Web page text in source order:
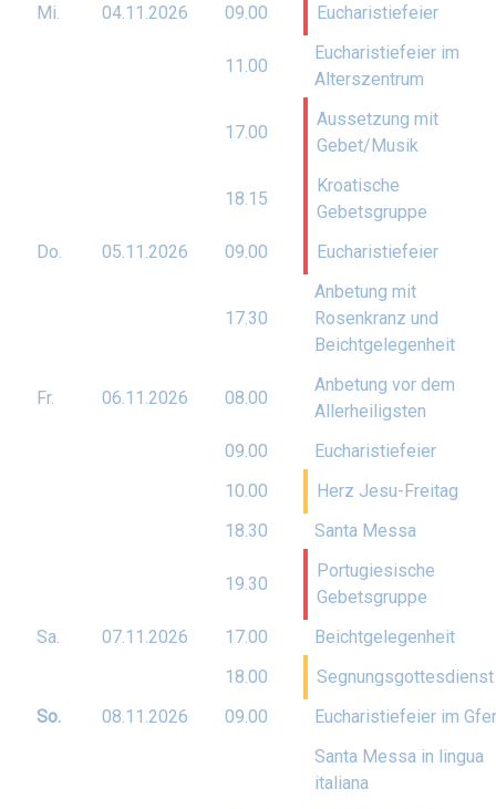
Mi.
04.11.2026 09.00 Eucharistiefeier
11.00
Eucharistiefeier im
Alterszentrum
17.00
Aussetzung mit
Gebet/Musik
18.15
Kroatische
Gebetsgruppe
Do.
05.11.2026 09.00 Eucharistiefeier
17.30
Anbetung mit
Rosenkranz und
Beichtgelegenheit
Fr. 06.11.2026 08.00
Anbetung vor dem
Allerheiligsten
09.00
Eucharistiefeier
10.00
Herz Jesu-Freitag
18.30
Santa Messa
19.30
Portugiesische
Gebetsgruppe
Sa.
07.11.2026 17.00
Beichtgelegenheit
18.00
Segnungsgottesdienst
So.
08.11.2026 09.00
Eucharistiefeier im
Santa Messa in lingua
italiana